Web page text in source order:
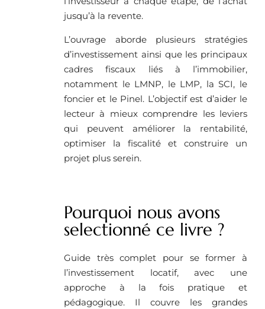
jusqu’à la revente.
L’ouvrage aborde plusieurs stratégies
d’investissement ainsi que les principaux
cadres fiscaux liés à l’immobilier,
notamment le LMNP, le LMP, la SCI, le
foncier et le Pinel. L’objectif est d’aider le
lecteur à mieux comprendre les leviers
qui peuvent améliorer la rentabilité,
optimiser la fiscalité et construire un
projet plus serein.
Pourquoi nous avons
selectionné ce livre ?
Guide très complet pour se former à
l’investissement locatif, avec une
approche à la fois pratique et
pédagogique. Il couvre les grandes